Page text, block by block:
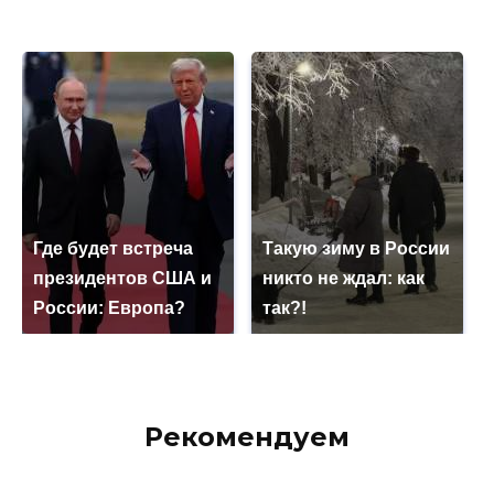
Где будет встреча
президентов США и
России: Европа?
Такую зиму в России
никто не ждал: как
так?!
Рекомендуем